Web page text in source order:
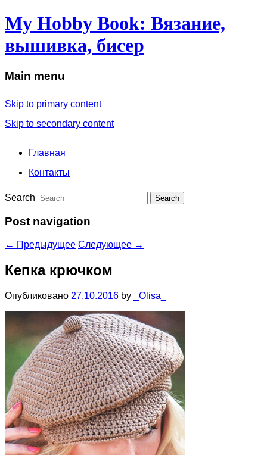
My Hobby Book: Вязание,
вышивка, бисер
Main menu
Skip to primary content
Skip to secondary content
Главная
Контакты
Search
Post navigation
← Предыдущее Следующее →
Кепка крючком
Опубликовано 27.10.2016 by _Olisa_